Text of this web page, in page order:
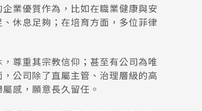
業優質作為，比如在職業健康與安
休息足夠；在培育方面，多位菲律
尊重其宗教信仰；甚至有公司為唯
公司除了直屬主管、治理層級的高
感，願意長久留任。